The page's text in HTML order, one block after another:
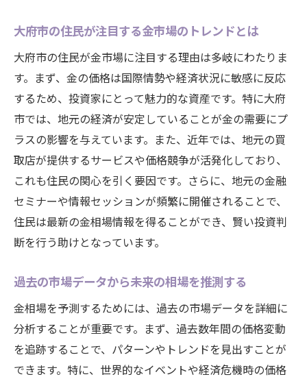
影響
中央銀行の動きが金価格に及ぼす影響
国内外の政治ニュースが金相場に及ぼす影
響
経済指標発表後の市場反応を理解する
ニュースから読み取る金相場の短期的な動
き
愛知県大府市の金市場で利益を最大化する秘訣
市場分析のプロが教える利益最大化の戦略
愛知県大府市特有の市場動向を活かす方法
市場の変動を利用した取引機会の見つけ方
大府市の地域特性を考慮した利益最大化の
手法
実践的なマーケット予測を活用した利益拡
大の秘訣
大府市の住民が注目する金市場のトレンドとは
大府市の住民が金市場に注目する理由は多岐にわたりま
す。まず、金の価格は国際情勢や経済状況に敏感に反応
するため、投資家にとって魅力的な資産です。特に大府
市では、地元の経済が安定していることが金の需要にプ
ラスの影響を与えています。また、近年では、地元の買
取店が提供するサービスや価格競争が活発化しており、
これも住民の関心を引く要因です。さらに、地元の金融
セミナーや情報セッションが頻繁に開催されることで、
住民は最新の金相場情報を得ることができ、賢い投資判
断を行う助けとなっています。
過去の市場データから未来の相場を推測する
金相場を予測するためには、過去の市場データを詳細に
分析することが重要です。まず、過去数年間の価格変動
を追跡することで、パターンやトレンドを見出すことが
できます。特に、世界的なイベントや経済危機時の価格